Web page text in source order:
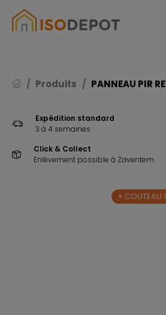
Produits PANNEAU PIR
Expédition standard
3 à 4 semaines
Click & Collect
Enlèvement possible à Zaventem
+